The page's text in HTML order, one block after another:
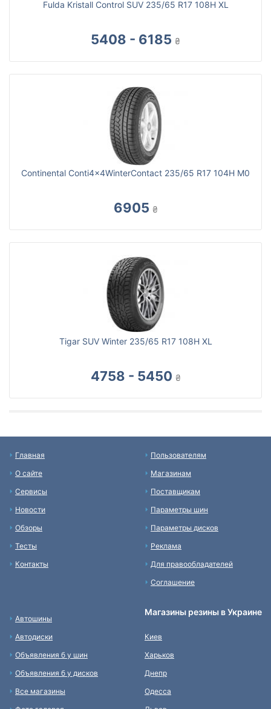
Fulda Kristall Control SUV 235/65 R17 108H XL
5408 - 6185 ₴
Continental Conti4x4WinterContact 235/65 R17 104H M0
6905 ₴
Tigar SUV Winter 235/65 R17 108H XL
4758 - 5450 ₴
Главная
О сайте
Сервисы
Новости
Обзоры
Тесты
Контакты
Пользователям
Магазинам
Поставщикам
Параметры шин
Параметры дисков
Реклама
Для правообладателей
Соглашение
Автошины
Автодиски
Объявления б у шин
Объявления б у дисков
Все магазины
Магазины резины в Украине
Киев
Харьков
Днепр
Одесса